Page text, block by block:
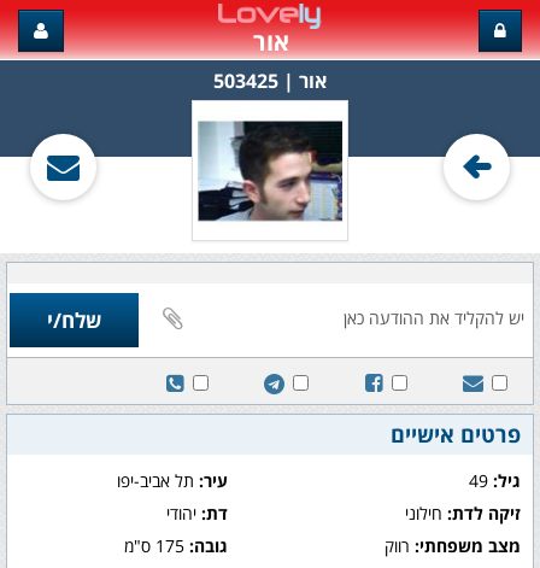
אור
אור‏ | 503425
פרטים אישיים
גיל: עיר:תל אביב-יפו
זיקה לדת: חילוני דת:יהודי
מצב משפחתי: רווק גובה:175 ס"מ